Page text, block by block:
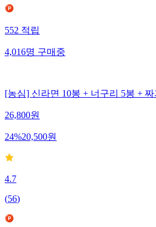
552적립
4,016명구매중
[농심] 신라면 10봉 + 너구리 5봉 +
26,800원
24%20,500원
4.7
(56)